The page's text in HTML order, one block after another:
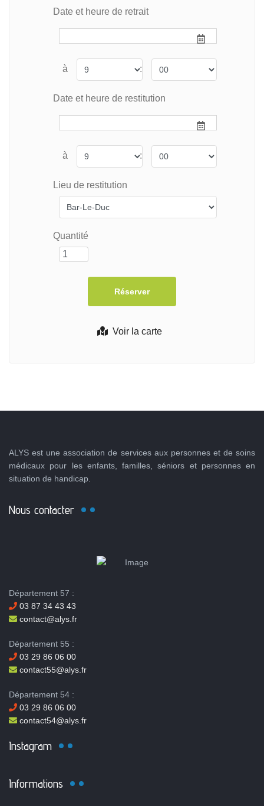
Voir la carte
Date et heure de retrait
à :
Date et heure de restitution
à :
Lieu de restitution
Quantité
ALYS est une association de services aux personnes et de soins
médicaux pour les enfants, familles, séniors et personnes en
situation de handicap.
Nous contacter
Département 57 :
03 87 34 43 43
contact@alys.fr
Département 55 :
03 29 86 06 00
contact55@alys.fr
Département 54 :
03 29 86 06 00
contact54@alys.fr
Instagram
Informations